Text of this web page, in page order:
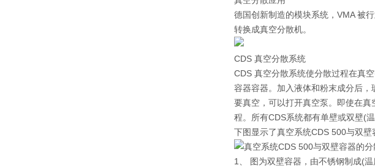
德国创新制造的模块系统，VMA 被
转换成真空分散机。
CDS 真空分散系统
CDS 真空分散系统使分散过程在真
容器容器。加入液体和粉末成分后
要真空，可以打开真空泵。即使在
程。所有CDS系统都有单壁或双壁(温
下图显示了真空系统CDS 500与双壁
1、 图为双壁容器，由不锈钢制成(